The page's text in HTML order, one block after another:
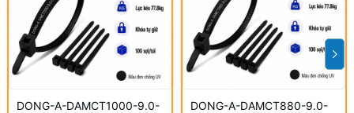
DONG-A-DAMCT1000-9.0-
DONG-A-DAMCT880-9.0-